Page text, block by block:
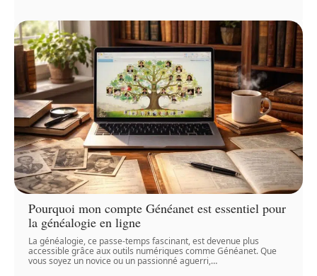
Pourquoi mon compte Généanet est essentiel pour
la généalogie en ligne
La généalogie, ce passe-temps fascinant, est devenue plus
accessible grâce aux outils numériques comme Généanet. Que
vous soyez un novice ou un passionné aguerri,…